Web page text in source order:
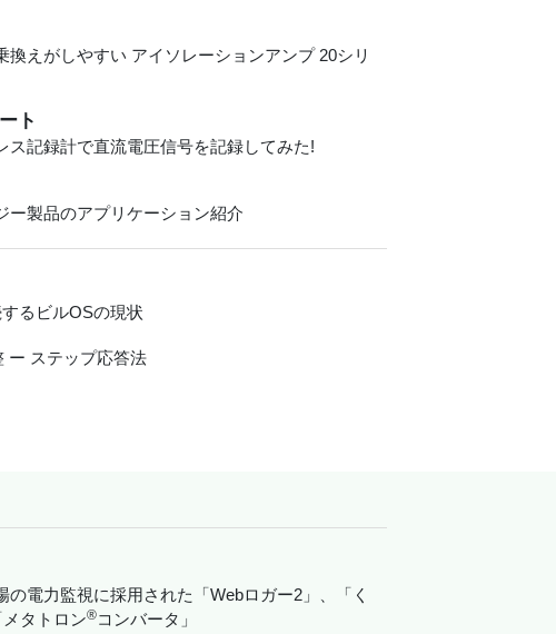
えがしやすい アイソレーションアンプ 20シリ
ト
記録計で直流電圧信号を記録してみた!
ー製品のアプリケーション紹介
るビルOSの現状
ー ステップ応答法
電力監視に採用された「Webロガー2」、「く
タトロン®︎コンバータ」